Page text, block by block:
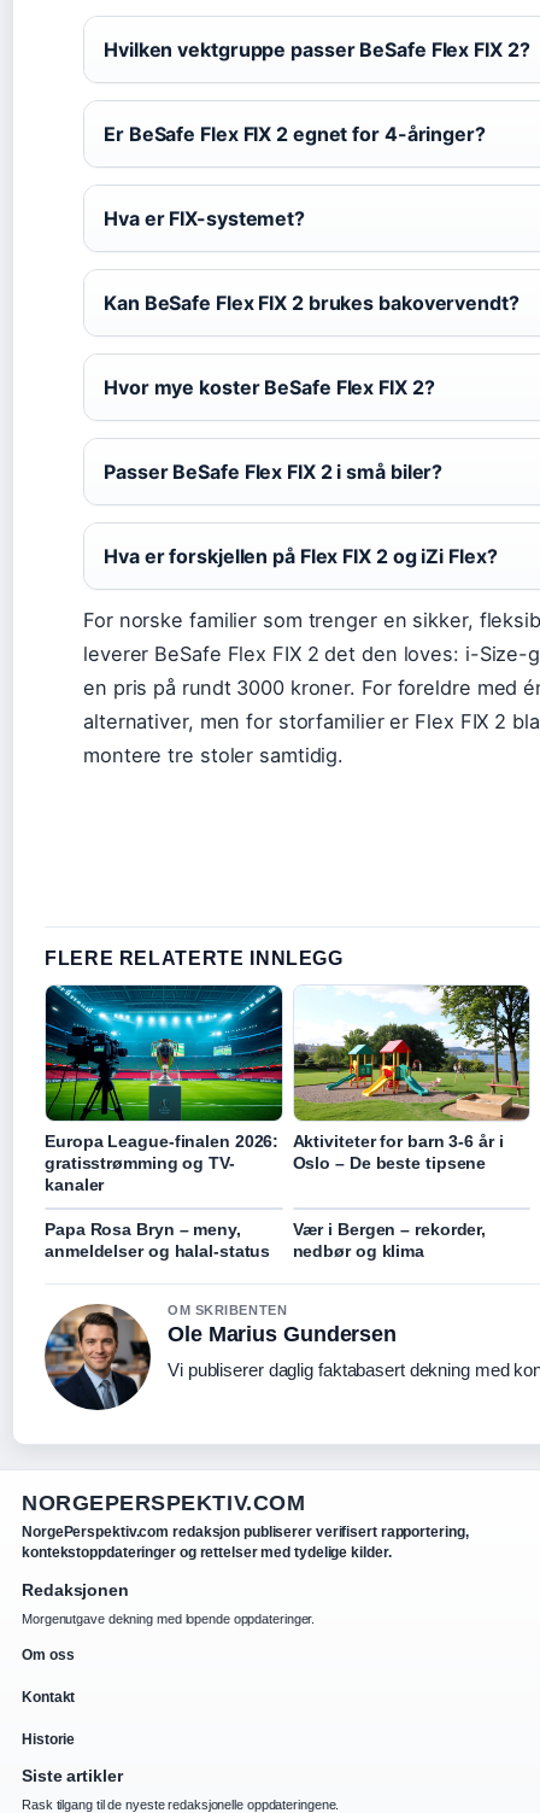
Hvilken vektgruppe passer BeSafe Flex FIX 2?
Er BeSafe Flex FIX 2 egnet for 4-åringer?
Hva er FIX-systemet?
Kan BeSafe Flex FIX 2 brukes bakovervendt?
Hvor mye koster BeSafe Flex FIX 2?
Passer BeSafe Flex FIX 2 i små biler?
Hva er forskjellen på Flex FIX 2 og iZi Flex?
For norske familier som trenger en sikker,
leverer BeSafe Flex FIX 2 det den loves: i-
en pris på rundt 3000 kroner. For foreldre med
alternativer, men for storfamilier er Flex FIX 2
montere tre stoler samtidig.
FLERE RELATERTE INNLEGG
Europa League-finalen 2026:
gratisstrømming og TV-
kanaler
Aktiviteter for barn 3-6 år i
Oslo – De beste tipsene
Papa Rosa Bryn – meny,
anmeldelser og halal-status
Vær i Bergen – rekorder,
nedbør og klima
OM SKRIBENTEN
Ole Marius Gundersen
Vi publiserer daglig faktabasert dekning med
NORGEPERSPEKTIV.COM
NorgePerspektiv.com redaksjon publiserer verifisert rapportering,
kontekstoppdateringer og rettelser med tydelige kilder.
Redaksjonen
Morgenutgave dekning med lopende oppdateringer.
Om oss
Kontakt
Historie
Siste artikler
Rask tilgang til de nyeste redaksjonelle oppdateringene.